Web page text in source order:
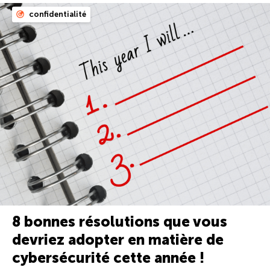
confidentialité
8 bonnes résolutions que vous
devriez adopter en matière de
cybersécurité cette année !